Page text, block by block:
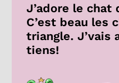
J’adore le chat
C’est beau les
triangle. J’vais
tiens!